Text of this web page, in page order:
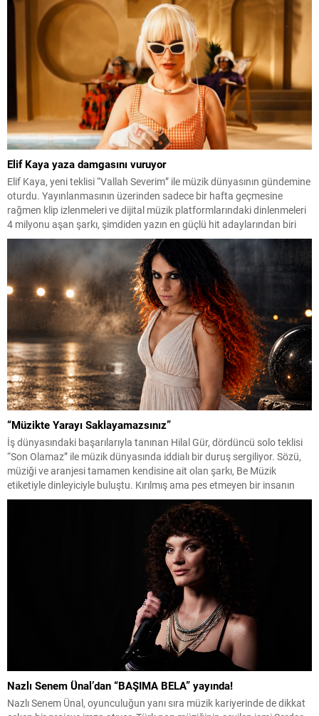
Elif Kaya yaza damgasını vuruyor
Elif Kaya, yeni teklisi “Vallah Severim” ile müzik dünyasının gündemine
oturdu. Yayınlanmasının üzerinden sadece bir hafta geçmesine
rağmen klip izlenmeleri ve dijital müzik platformlarındaki dinlenmeleri
4 milyonu aşan şarkı, şimdiden yazın en güçlü hit adaylarından biri
olarak gösteriliyor. Enerjik altyapısı, hareketli ritmi ve ilk dinleyişte
akıllara kazınan nakaratıyla dikkat çeken...
“Müzikte Yarayı Saklayamazsınız”
İş dünyasındaki başarılarıyla tanınan Hilal Gür, dördüncü solo teklisi
“Son Olamaz” ile müzik dünyasında iddialı bir duruş sergiliyor. Sözü,
müziği ve aranjesi tamamen kendisine ait olan şarkı, Be Müzik
etiketiyle dinleyiciyle buluştu. Kırılmış ama pes etmeyen bir insanın
itirazını anlatan şarkının klibi de en az sözleri kadar konuşulacak
Nazlı Senem Ünal’dan “BAŞIMA BELA” yayında!
Nazlı Senem Ünal, oyunculuğun yanı sıra müzik kariyerinde de dikkat